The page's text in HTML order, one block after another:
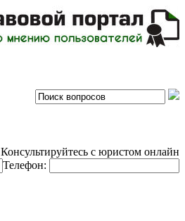
Консультируйтесь с юристом онлайн
Телефон: